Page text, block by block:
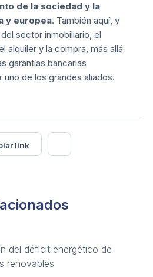
de la sociedad y la
y europea. También aquí, y
sector inmobiliario, el
alquilery la compra, más allá
garantías bancarias
uno de los grandes aliados.
link